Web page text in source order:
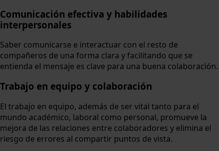
Comunicación efectiva y habilidades
interpersonales
Saber comunicarse e interactuar con el resto de
compañeros de una forma clara y facilitando que se
entienda el mensaje es clave para una buena colaboración.
Trabajo en equipo y colaboración
El trabajo en equipo, además de ser vital tanto para el
mundo académico, laboral como personal, promueve la
mejora de las relaciones entre colaboradores y elimina el
riesgo de errores al compartir puntos de vista.